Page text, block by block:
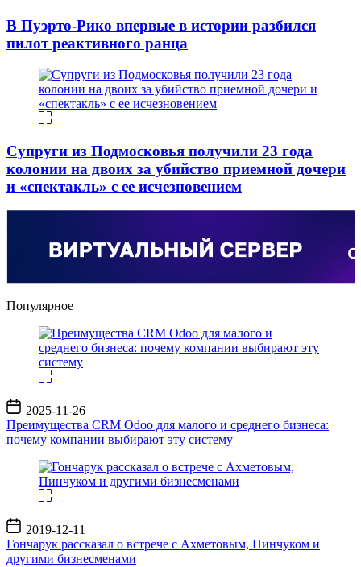
В Пуэрто-Рико впервые в истории разбился
пилот реактивного ранца
Супруги из Подмосковья получили 23 года
колонии на двоих за убийство приемной дочери
и «спектакль» с ее исчезновением
Популярное
Дата
записи
2025-11-26
Преимущества CRM Odoo для малого и среднего бизнеса:
почему компании выбирают эту систему
Дата
записи
2019-12-11
Гончарук рассказал о встрече с Ахметовым, Пинчуком и
другими бизнесменами